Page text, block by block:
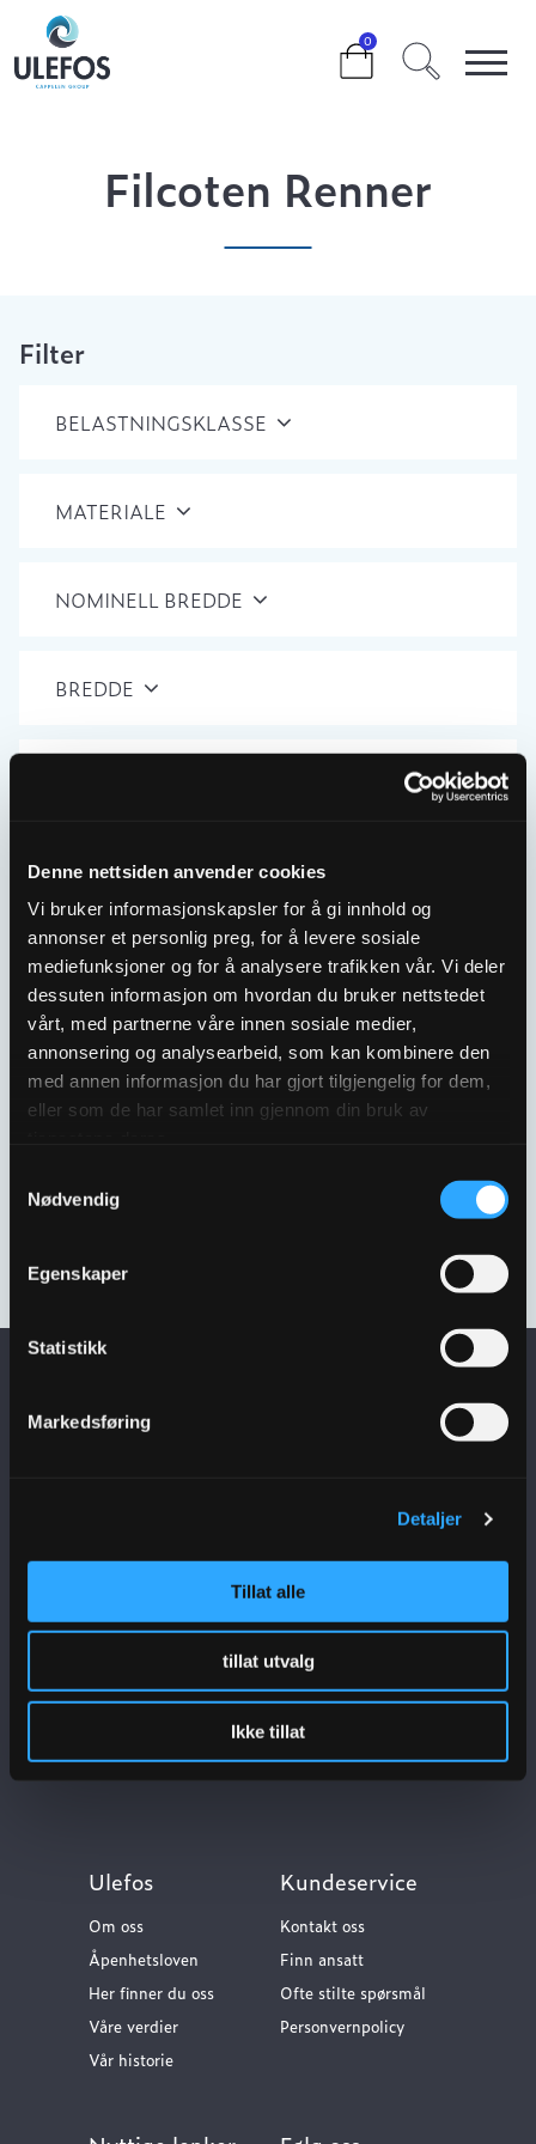
Denne nettsiden anvender cookies
Vi bruker informasjonskapsler for å gi innhold og
annonser et personlig preg, for å levere sosiale
mediefunksjoner og for å analysere trafikken vår. Vi deler
dessuten informasjon om hvordan du bruker nettstedet
vårt, med partnerne våre innen sosiale medier,
annonsering og analysearbeid, som kan kombinere den
med annen informasjon du har gjort tilgjengelig for dem,
eller som de har samlet inn gjennom din bruk av
Nødvendig
Egenskaper
Statistikk
Markedsføring
Detaljer
Tillat alle
tillat utvalg
Ikke tillat
0
>>>
Filcoten Renner
Filter
BELASTNINGSKLASSE
MATERIALE
NOMINELL BREDDE
BREDDE
Showing all 2 results
ULEFOS FILCOTEN SELF
ULEFOS FILCOTEN SELF
3000649
Få siste nytt i
Ulefos
Om oss
Åpenhetsloven
Her finner du oss
Våre verdier
Vår historie
Kundeservice
Kontakt oss
Finn ansatt
Ofte stilte spørsmål
Personvernpolicy